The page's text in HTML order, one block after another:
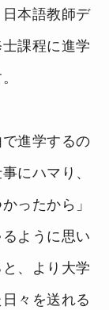
本語教師デ
課程に進学
で進学するの
にハマり、
ったから」
ように思い
、より大学
々を送れる